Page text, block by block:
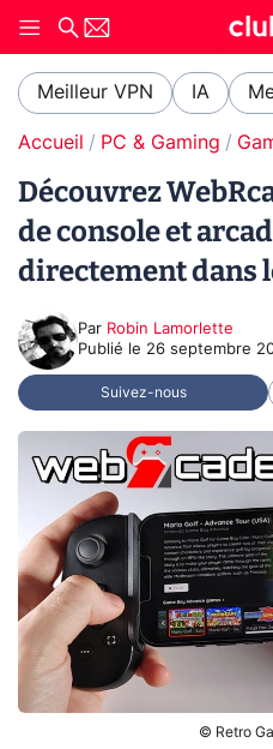
Meilleur VPN IA
Accueil PC & Gaming
Découvrez
de console et
directement dans
Par Robin Lamorlette
Publié le 26 septembre
Suivez-nous
© Retro